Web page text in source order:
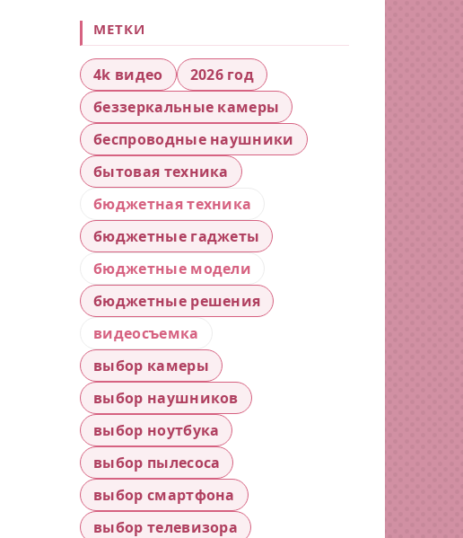
МЕТКИ
4k видео
2026 год
беззеркальные камеры
беспроводные наушники
бытовая техника
бюджетная техника
бюджетные гаджеты
бюджетные модели
бюджетные решения
видеосъемка
выбор камеры
выбор наушников
выбор ноутбука
выбор пылесоса
выбор смартфона
выбор телевизора